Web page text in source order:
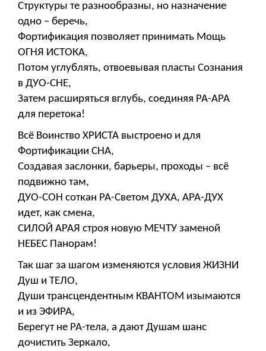
Структуры те разнообразны, но назначение
одно – беречь,
Фортификация позволяет принимать Мощь
ОГНЯ ИСТОКА,
Потом углублять, отвоевывая пласты Сознания
в ДУО-СНЕ,
Затем расширяться вглубь, соединяя РА-АРА
для перетока!
Всё Воинство ХРИСТА выстроено и для
Фортификации СНА,
Создавая заслонки, барьеры, проходы – всё
подвижно там,
ДУО-СОН соткан РА-Светом ДУХА, АРА-ДУХ
идет, как смена,
СИЛОЙ АРАЯ строя новую МЕЧТУ заменой
НЕБЕС Панорам!
Так шаг за шагом изменяются условия ЖИЗНИ
Душ и ТЕЛО,
Души трансцендентным КВАНТОМ изымаются
и из ЭФИРА,
Берегут не РА-тела, а дают Душам шанс
дочистить Зеркало,